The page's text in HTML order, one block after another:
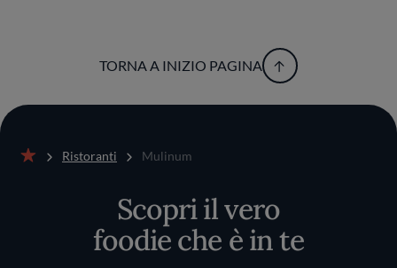
TORNA A INIZIO PAGINA
Ristoranti Mulinum
Scopri il vero
foodie che è in te